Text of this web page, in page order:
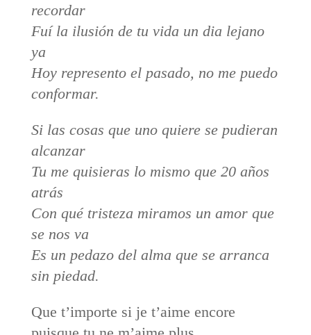
recordar
Fuí la ilusión de tu vida un dia lejano
ya
Hoy represento el pasado, no me puedo
conformar.
Si las cosas que uno quiere se pudieran
alcanzar
Tu me quisieras lo mismo que 20 años
atrás
Con qué tristeza miramos un amor que
se nos va
Es un pedazo del alma que se arranca
sin piedad.
Que t’importe si je t’aime encore